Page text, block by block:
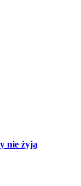
nie żyją